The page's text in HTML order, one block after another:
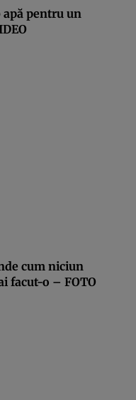
apă pentru un
cum niciun
facut-o – FOTO